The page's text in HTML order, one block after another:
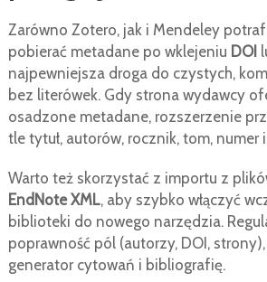
Zarówno Zotero, jak i Mendeley
pobierać metadane po wklejeniu DOI
najpewniejsza droga do czystych,
bez literówek. Gdy strona wydawcy
osadzone metadane, rozszerzenie
tle tytuł, autorów, rocznik, tom, numer
Warto też skorzystać z importu z
EndNote XML, aby szybko włączyć
biblioteki do nowego narzędzia.
poprawność pól (autorzy, DOI,
generator cytowań i bibliografię.